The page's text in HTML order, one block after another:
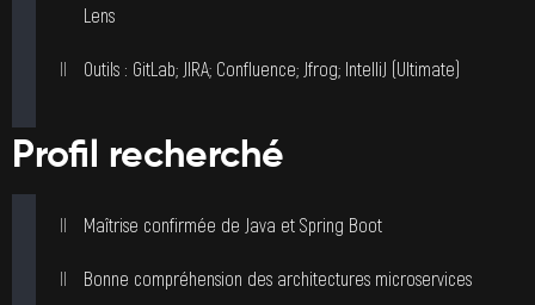
Lens
Outils : GitLab; JIRA; Confluence; Jfrog; IntelliJ (Ultimate)
Profil recherché
Maîtrise confirmée de Java et Spring Boot
Bonne compréhension des architectures microservices